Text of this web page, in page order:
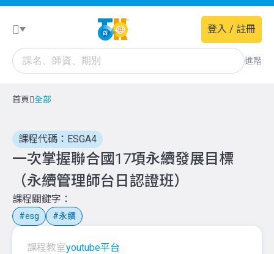
進階
登入 / 註冊
首頁 全部
課程代碼：ESGA4
一次掌握聯合國17項永續發展目標
（永續管理師台日認證班）
課程關鍵字
esg 永續
課程教室youtube平台